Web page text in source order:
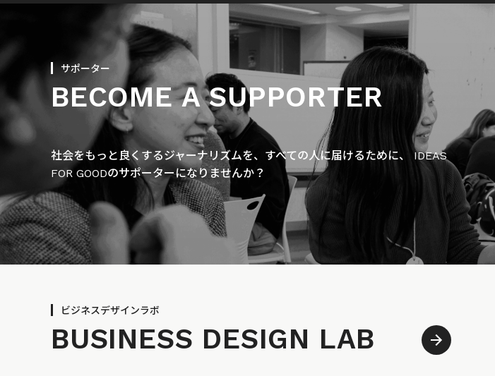
サポーター
BECOME A SUPPORTER
社会をもっと良くするジャーナリズムを、すべての人に届けるために、 IDEAS
FOR GOODのサポーターになりませんか？
ビジネスデザインラボ
BUSINESS DESIGN LAB